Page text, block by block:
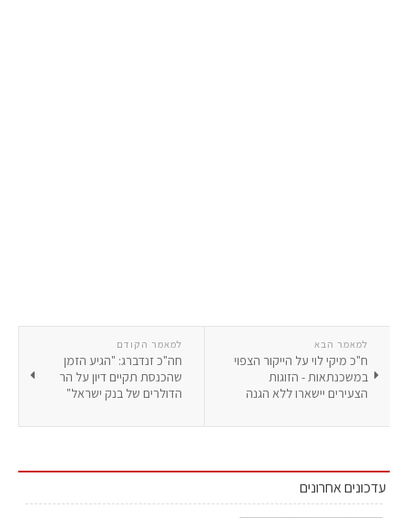
למאמר הקודם
חה"כ זנדברג: "הגיע הזמן
שהכנסת תקיים דיון על הר
הדולרים של בנק ישראל"
למאמר הבא
ח"כ מיקי לוי על הייקור הצפוי
במשכנתאות - הזוגות
הצעירים יישארו ללא הגנה
עדכונים אחרונים